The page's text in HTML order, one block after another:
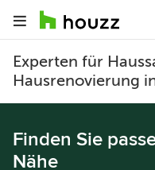
Experten für
Hausrenovierung
Finden Sie
Nähe